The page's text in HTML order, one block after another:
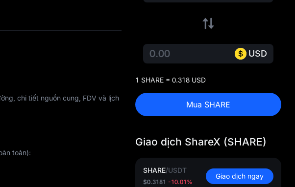
chi tiết nguồn cung, FDV và lịch
toàn):
USD
1 SHARE = 0.318 USD
Mua SHARE
Giao dịch ShareX (SHARE)
SHARE/USDT
$0.3181 -10.01%
Giao dịch ngay